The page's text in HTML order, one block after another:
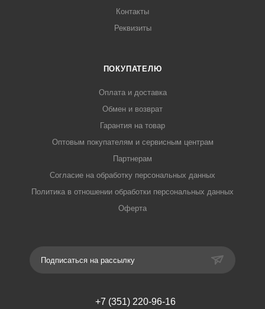
Контакты
Реквизиты
ПОКУПАТЕЛЮ
Оплата и доставка
Обмен и возврат
Гарантия на товар
Оптовым покупателям и сервисным центрам
Партнерам
Согласие на обработку персональных данных
Политика в отношении обработки персональных данных
Оферта
Подписаться на рассылку
+7 (351) 220-96-16